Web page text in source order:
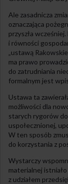
Ale zasadnicza
oznaczająca
przyszła
i równości
„ustawą
ma prawo
do zatrudniania
formalnym jest
Ustawa ta
możliwości dla
starych rygorów
uspołecznionej,
W ten sposób
do korzystania z
Wystarczy
materialnej
z udziałem